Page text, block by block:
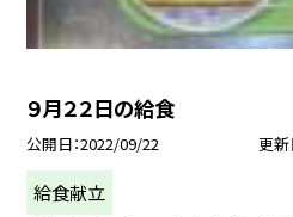
９月２２日の給食
公開日 2022/09/22 更新
給食献立